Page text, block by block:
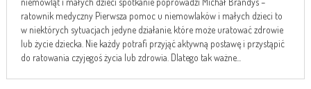
ratownik medyczny Pierwsza pomoc u niemowlaków i małych dzieci to
w niektórych sytuacjach jedyne działanie, które może uratować zdrowie
lub życie dziecka. Nie każdy potrafi przyjąć aktywną postawę i przystąpić
do ratowania czyjegoś życia lub zdrowia. Dlatego tak ważne...